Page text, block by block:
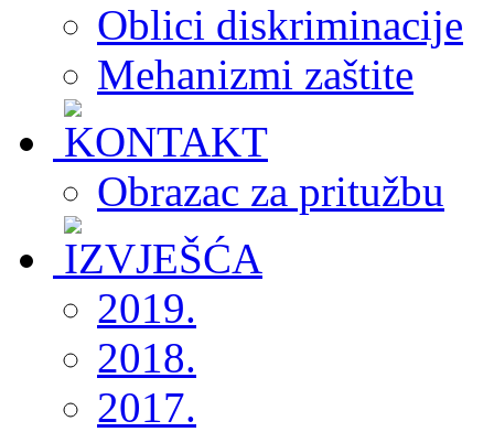
Oblici diskriminacije
Mehanizmi zaštite
Obrazac za pritužbu
2019.
2018.
2017.